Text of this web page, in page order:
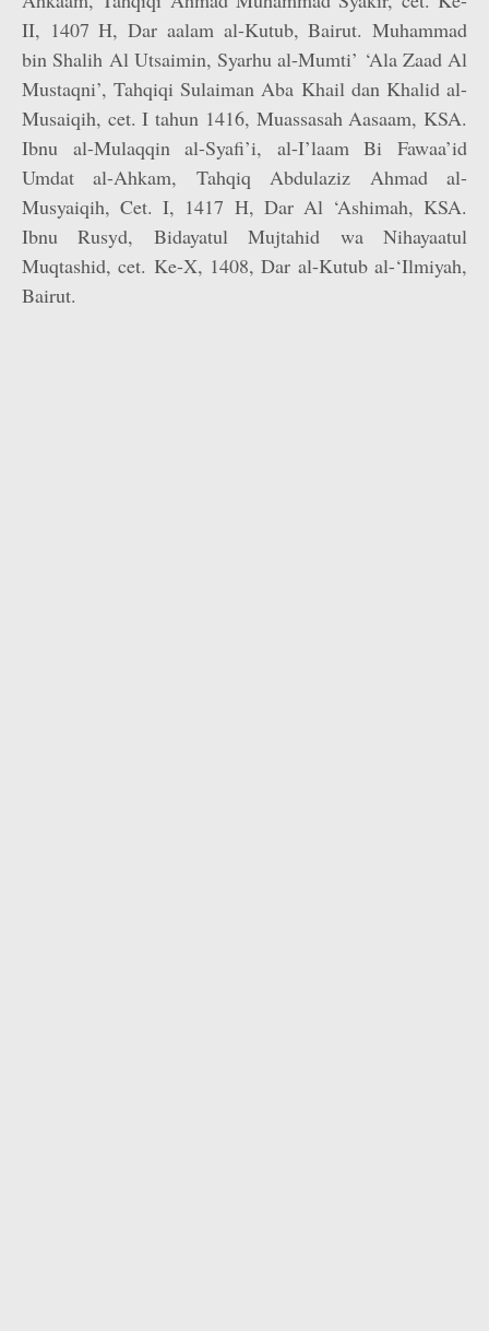
II, 1407 H, Dar aalam al-Kutub, Bairut. Muhammad
bin Shalih Al Utsaimin, Syarhu al-Mumti’ ‘Ala Zaad Al
Mustaqni’, Tahqiqi Sulaiman Aba Khail dan Khalid al-
Musaiqih, cet. I tahun 1416, Muassasah Aasaam, KSA.
Ibnu al-Mulaqqin al-Syafi’i, al-I’laam Bi Fawaa’id
Umdat al-Ahkam, Tahqiq Abdulaziz Ahmad al-
Musyaiqih, Cet. I, 1417 H, Dar Al ‘Ashimah, KSA.
Ibnu Rusyd, Bidayatul Mujtahid wa Nihayaatul
Muqtashid, cet. Ke-X, 1408, Dar al-Kutub al-‘Ilmiyah,
Bairut.